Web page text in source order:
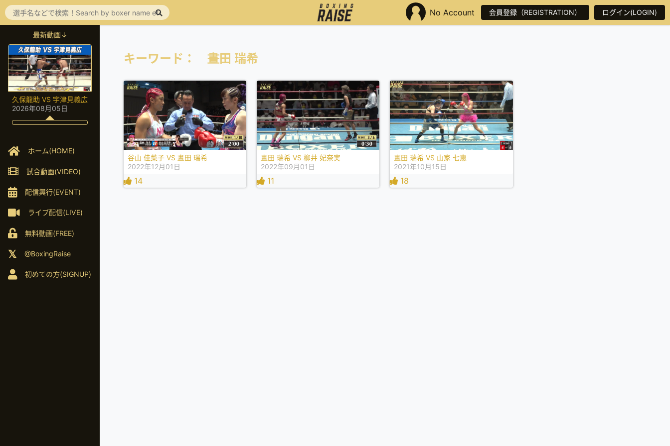
No Account 会員登録（REGISTRATION） ログイン(LOGIN)
最新動画↓
久保龍助 VS 宇津見義広
2026年08月05日
ホーム(HOME)
試合動画(VIDEO)
配信興行(EVENT)
ライブ配信(LIVE)
無料動画(FREE)
@BoxingRaise
初めての方(SIGNUP)
キーワード： 晝田 瑞希
谷山 佳菜子 VS 晝田 瑞希
2022年12月01日
14
晝田 瑞希 VS 柳井 妃奈実
2022年09月01日
11
晝田 瑞希 VS 山家 七恵
2021年10月15日
18